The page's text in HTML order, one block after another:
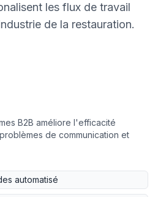
les flux de travail
de la restauration.
B2B améliore l'efficacité
de communication et
automatisé